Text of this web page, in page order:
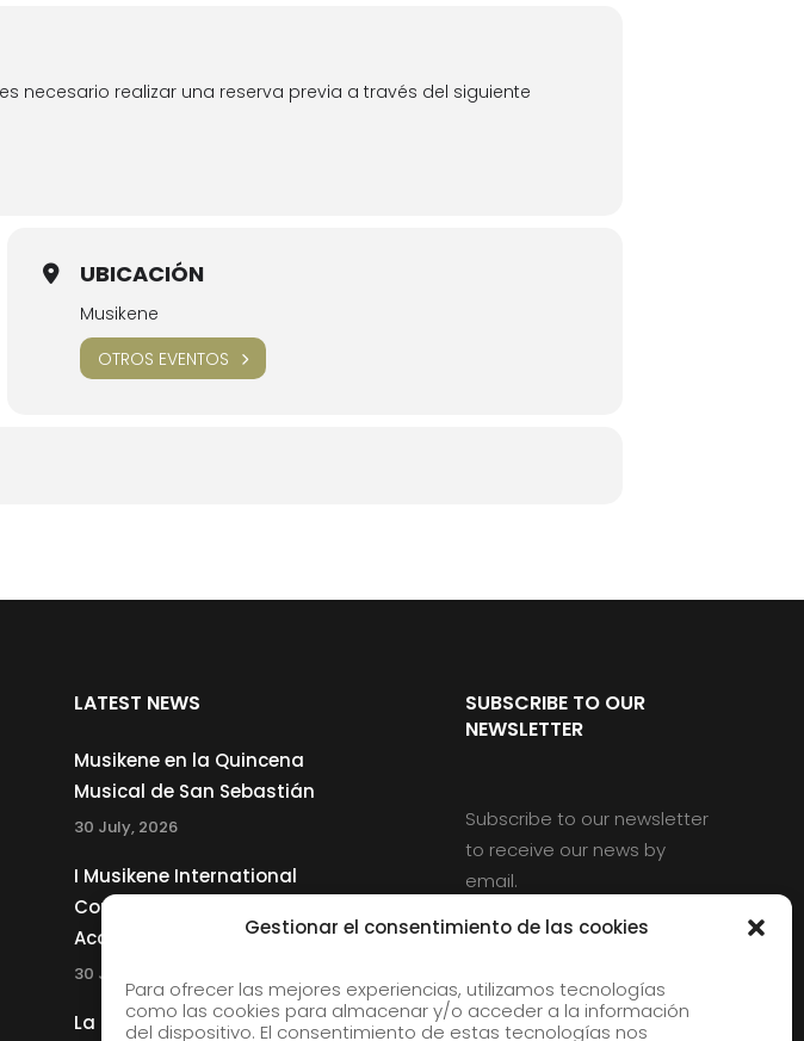
Gestionar el consentimiento de las cookies
Para ofrecer las mejores experiencias, utilizamos tecnologías
como las cookies para almacenar y/o acceder a la información
del dispositivo. El consentimiento de estas tecnologías nos
necesario realizar una reserva previa a través del siguiente
UBICACIÓN
Musikene
OTROS EVENTOS
LATEST NEWS
Musikene en la Quincena
Musical de San Sebastián
30 July, 2026
I Musikene International
Competition for Young
Accordionists
30 July, 2026
La Musikene Big Band
SUBSCRIBE TO OUR
NEWSLETTER
Subscribe to our newsletter
to receive our news by
email.